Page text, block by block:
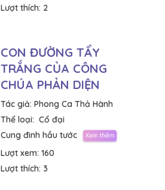
Lượt thích: 2
CON ĐƯỜNG TẨY
TRẮNG CỦA CÔNG
CHÚA PHẢN DIỆN
Tác giả: Phong Ca Thả Hành
Thể loại: Cổ đại
Cung đình hầu tước
Lượt xem: 160
Lượt thích: 3